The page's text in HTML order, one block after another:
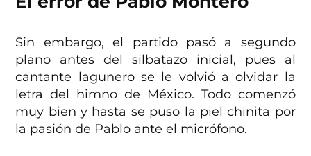
Sin embargo, el partido pasó a segundo
plano antes del silbatazo inicial, pues al
cantante lagunero se le volvió a olvidar la
letra del himno de México. Todo comenzó
muy bien y hasta se puso la piel chinita por
la pasión de Pablo ante el micrófono.